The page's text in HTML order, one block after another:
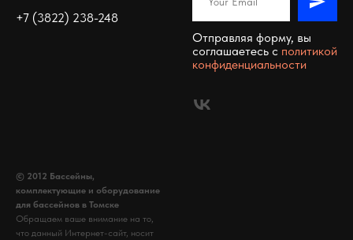
+7 (3822) 238-248
Отправляя форму, вы
соглашаетесь c политикой
конфиденциальности
© 2012 Бассейны,
комплектующие и оборудование
для бассейнов в Томске
Обращаем ваше внимание на то,
что данный Интернет-сайт, носит